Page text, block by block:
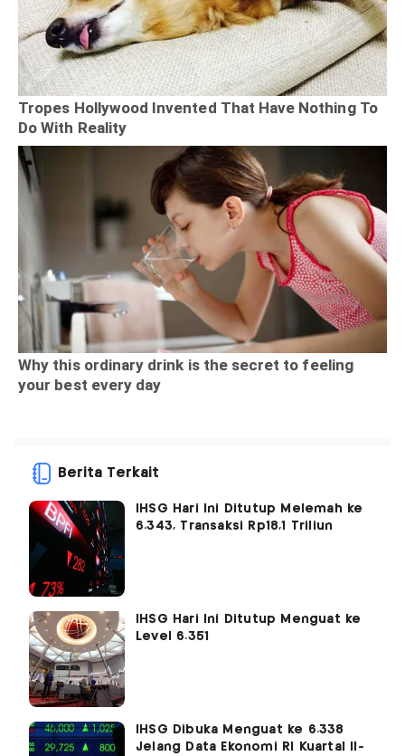
Berita Terkait
IHSG Hari Ini Ditutup Melemah ke
6.343, Transaksi Rp18,1 Triliun
IHSG Hari Ini Ditutup Menguat ke
Level 6.351
IHSG Dibuka Menguat ke 6.338
Jelang Data Ekonomi RI Kuartal II-